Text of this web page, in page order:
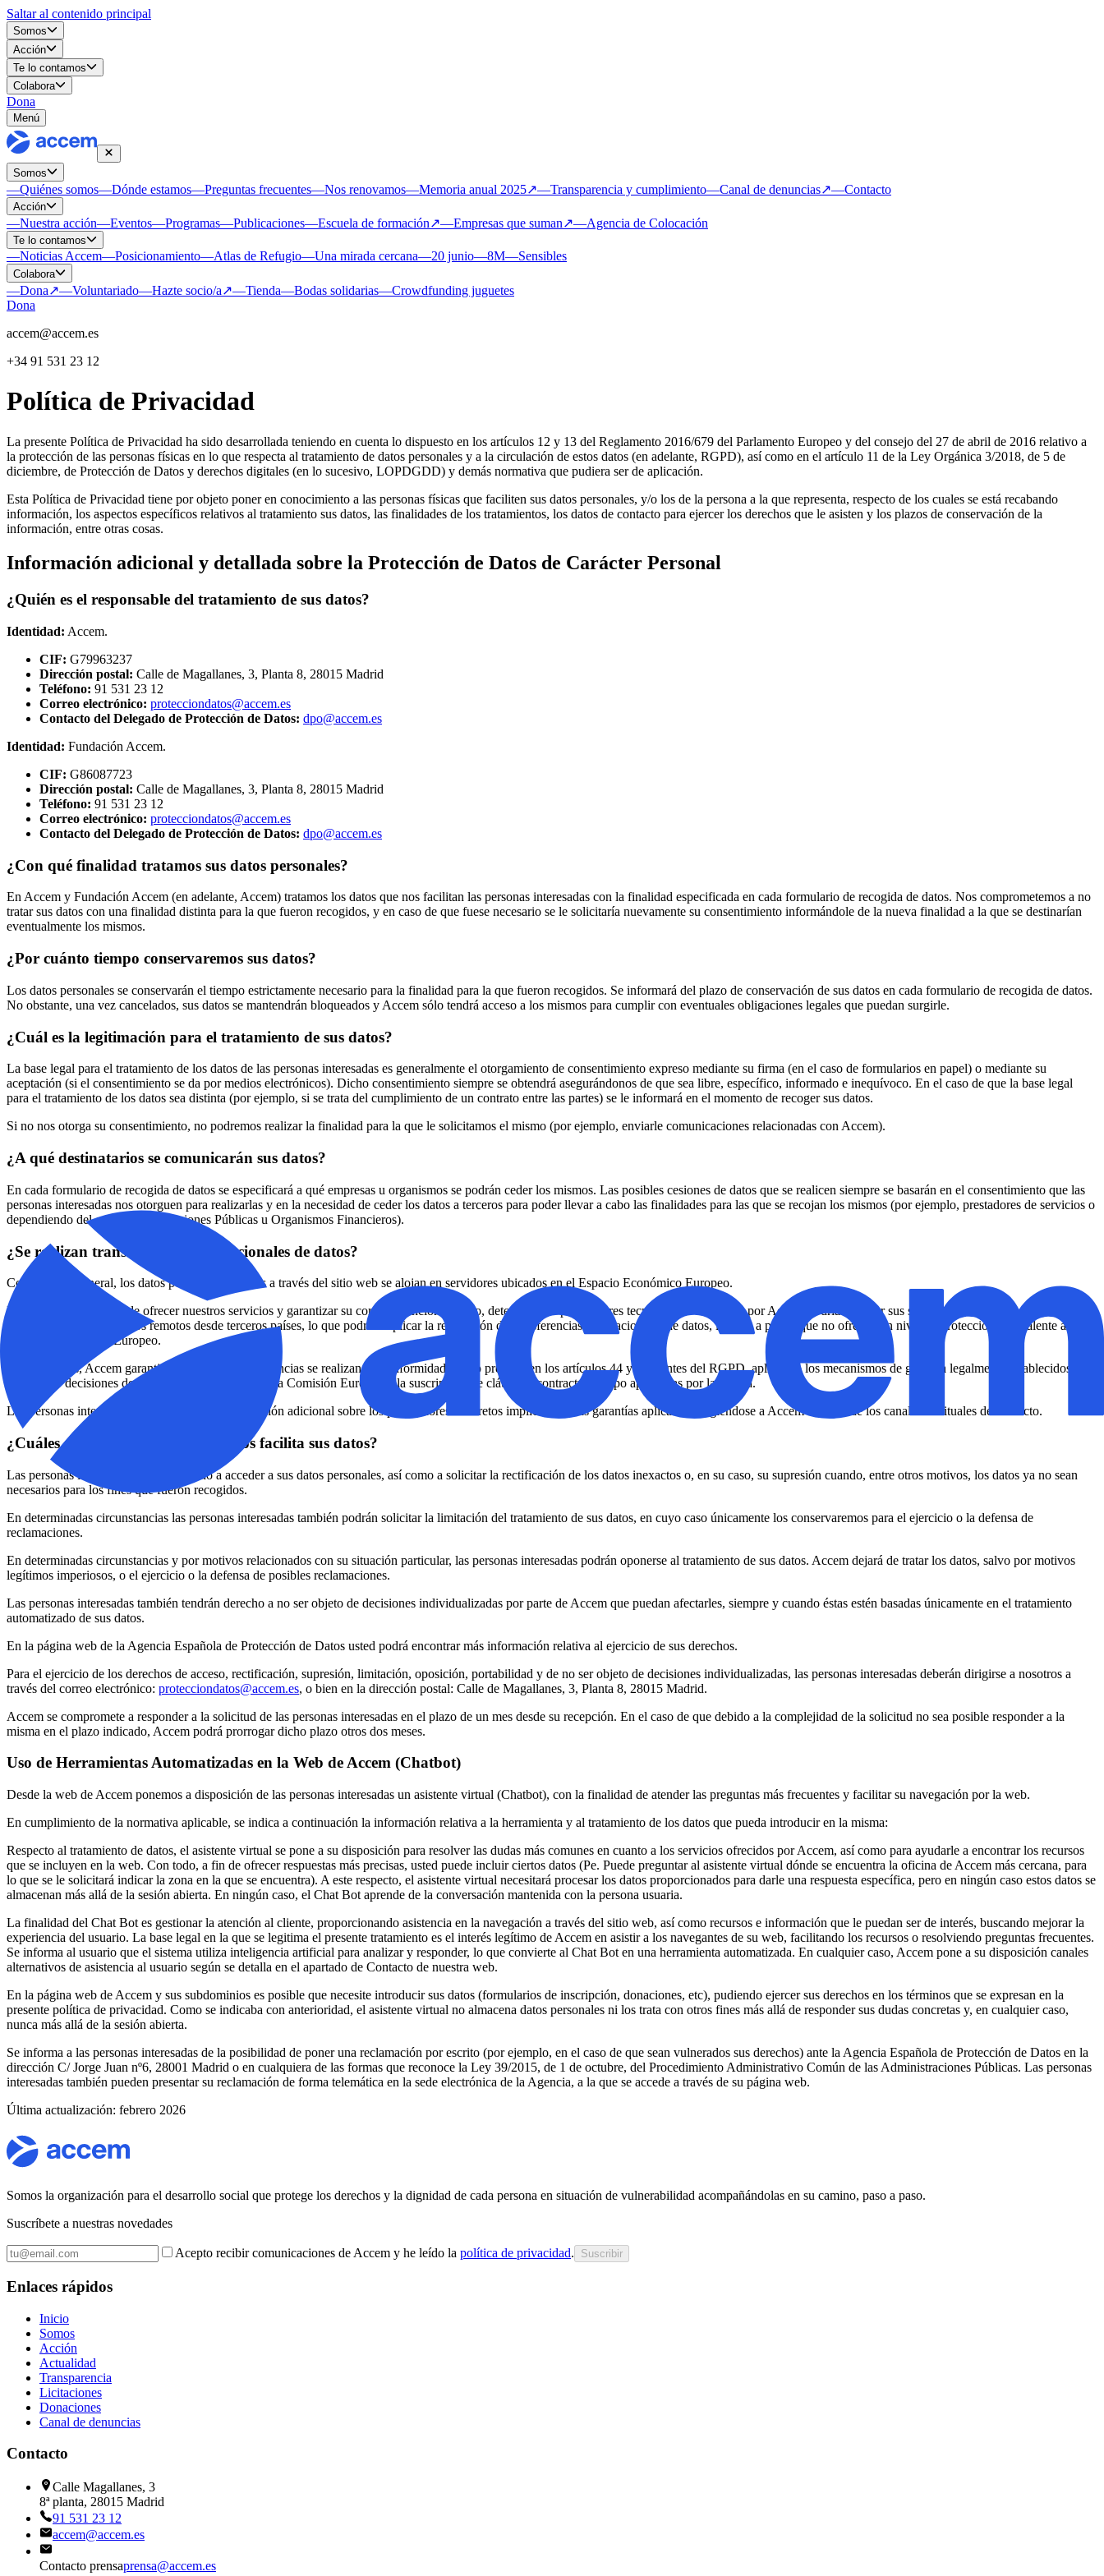
Saltar al contenido principal
Somos
Acción
Te lo contamos
Colabora
Dona
Menú
Somos
—Quiénes somos—Dónde estamos—Preguntas frecuentes—Nos renovamos—Memoria anual 2025↗—Transparencia y cumplimiento—Canal de denuncias↗—Contacto
Acción
—Nuestra acción—Eventos—Programas—Publicaciones—Escuela de formación↗—Empresas que suman↗—Agencia de Colocación
Te lo contamos
—Noticias Accem—Posicionamiento—Atlas de Refugio—Una mirada cercana—20 junio—8M—Sensibles
Colabora
—Dona↗—Voluntariado—Hazte socio/a↗—Tienda—Bodas solidarias—Crowdfunding juguetes
Dona
accem@accem.es
+34 91 531 23 12
Política de Privacidad
La presente Política de Privacidad ha sido desarrollada teniendo en cuenta lo dispuesto en los artículos 12 y 13 del Reglamento 2016/679 del Parlamento Europeo y del consejo del 27 de abril de 2016 relativo a
la protección de las personas físicas en lo que respecta al tratamiento de datos personales y a la circulación de estos datos (en adelante, RGPD), así como en el artículo 11 de la Ley Orgánica 3/2018, de 5 de
diciembre, de Protección de Datos y derechos digitales (en lo sucesivo, LOPDGDD) y demás normativa que pudiera ser de aplicación.
Esta Política de Privacidad tiene por objeto poner en conocimiento a las personas físicas que faciliten sus datos personales, y/o los de la persona a la que representa, respecto de los cuales se está recabando
información, los aspectos específicos relativos al tratamiento sus datos, las finalidades de los tratamientos, los datos de contacto para ejercer los derechos que le asisten y los plazos de conservación de la
información, entre otras cosas.
Información adicional y detallada sobre la Protección de Datos de Carácter Personal
¿Quién es el responsable del tratamiento de sus datos?
Identidad: Accem.
CIF: G79963237
Dirección postal: Calle de Magallanes, 3, Planta 8, 28015 Madrid
Teléfono: 91 531 23 12
Correo electrónico: protecciondatos@accem.es
Contacto del Delegado de Protección de Datos: dpo@accem.es
Identidad: Fundación Accem.
CIF: G86087723
Dirección postal: Calle de Magallanes, 3, Planta 8, 28015 Madrid
Teléfono: 91 531 23 12
Correo electrónico: protecciondatos@accem.es
Contacto del Delegado de Protección de Datos: dpo@accem.es
¿Con qué finalidad tratamos sus datos personales?
En Accem y Fundación Accem (en adelante, Accem) tratamos los datos que nos facilitan las personas interesadas con la finalidad especificada en cada formulario de recogida de datos. Nos comprometemos a no
tratar sus datos con una finalidad distinta para la que fueron recogidos, y en caso de que fuese necesario se le solicitaría nuevamente su consentimiento informándole de la nueva finalidad a la que se destinarían
eventualmente los mismos.
¿Por cuánto tiempo conservaremos sus datos?
Los datos personales se conservarán el tiempo estrictamente necesario para la finalidad para la que fueron recogidos. Se informará del plazo de conservación de sus datos en cada formulario de recogida de datos.
No obstante, una vez cancelados, sus datos se mantendrán bloqueados y Accem sólo tendrá acceso a los mismos para cumplir con eventuales obligaciones legales que puedan surgirle.
¿Cuál es la legitimación para el tratamiento de sus datos?
La base legal para el tratamiento de los datos de las personas interesadas es generalmente el otorgamiento de consentimiento expreso mediante su firma (en el caso de formularios en papel) o mediante su
aceptación (si el consentimiento se da por medios electrónicos). Dicho consentimiento siempre se obtendrá asegurándonos de que sea libre, específico, informado e inequívoco. En el caso de que la base legal
para el tratamiento de los datos sea distinta (por ejemplo, si se trata del cumplimiento de un contrato entre las partes) se le informará en el momento de recoger sus datos.
Si no nos otorga su consentimiento, no podremos realizar la finalidad para la que le solicitamos el mismo (por ejemplo, enviarle comunicaciones relacionadas con Accem).
¿A qué destinatarios se comunicarán sus datos?
En cada formulario de recogida de datos se especificará a qué empresas u organismos se podrán ceder los mismos. Las posibles cesiones de datos que se realicen siempre se basarán en el consentimiento que las
personas interesadas nos otorguen para realizarlas y en la necesidad de ceder los datos a terceros para poder llevar a cabo las finalidades para las que se recojan los mismos (por ejemplo, prestadores de servicios o
dependiendo del caso Administraciones Públicas u Organismos Financieros).
¿Se realizan transferencias internacionales de datos?
Con carácter general, los datos personales tratados a través del sitio web se alojan en servidores ubicados en el Espacio Económico Europeo.
No obstante, con el fin de ofrecer nuestros servicios y garantizar su correcto funcionamiento, determinados proveedores tecnológicos utilizados por Accem podrían prestar sus servicios desde fuera de la Unión
Europea o permitir accesos remotos desde terceros países, lo que podría implicar la realización de transferencias internacionales de datos, incluso a países que no ofrecen un nivel de protección equivalente al del
Espacio Económico Europeo.
En tales casos, Accem garantiza que dichas transferencias se realizan de conformidad con lo previsto en los artículos 44 y siguientes del RGPD, aplicando los mecanismos de garantía legalmente establecidos,
tales como decisiones de adecuación adoptadas por la Comisión Europea o la suscripción de cláusulas contractuales tipo aprobadas por la misma.
Las personas interesadas pueden solicitar información adicional sobre los proveedores concretos implicados y las garantías aplicadas dirigiéndose a Accem a través de los canales habituales de contacto.
¿Cuáles son sus derechos cuando nos facilita sus datos?
Las personas interesadas tienen derecho a acceder a sus datos personales, así como a solicitar la rectificación de los datos inexactos o, en su caso, su supresión cuando, entre otros motivos, los datos ya no sean
necesarios para los fines que fueron recogidos.
En determinadas circunstancias las personas interesadas también podrán solicitar la limitación del tratamiento de sus datos, en cuyo caso únicamente los conservaremos para el ejercicio o la defensa de
reclamaciones.
En determinadas circunstancias y por motivos relacionados con su situación particular, las personas interesadas podrán oponerse al tratamiento de sus datos. Accem dejará de tratar los datos, salvo por motivos
legítimos imperiosos, o el ejercicio o la defensa de posibles reclamaciones.
Las personas interesadas también tendrán derecho a no ser objeto de decisiones individualizadas por parte de Accem que puedan afectarles, siempre y cuando éstas estén basadas únicamente en el tratamiento
automatizado de sus datos.
En la página web de la Agencia Española de Protección de Datos usted podrá encontrar más información relativa al ejercicio de sus derechos.
Para el ejercicio de los derechos de acceso, rectificación, supresión, limitación, oposición, portabilidad y de no ser objeto de decisiones individualizadas, las personas interesadas deberán dirigirse a nosotros a
través del correo electrónico: protecciondatos@accem.es, o bien en la dirección postal: Calle de Magallanes, 3, Planta 8, 28015 Madrid.
Accem se compromete a responder a la solicitud de las personas interesadas en el plazo de un mes desde su recepción. En el caso de que debido a la complejidad de la solicitud no sea posible responder a la
misma en el plazo indicado, Accem podrá prorrogar dicho plazo otros dos meses.
Uso de Herramientas Automatizadas en la Web de Accem (Chatbot)
Desde la web de Accem ponemos a disposición de las personas interesadas un asistente virtual (Chatbot), con la finalidad de atender las preguntas más frecuentes y facilitar su navegación por la web.
En cumplimiento de la normativa aplicable, se indica a continuación la información relativa a la herramienta y al tratamiento de los datos que pueda introducir en la misma:
Respecto al tratamiento de datos, el asistente virtual se pone a su disposición para resolver las dudas más comunes en cuanto a los servicios ofrecidos por Accem, así como para ayudarle a encontrar los recursos
que se incluyen en la web. Con todo, a fin de ofrecer respuestas más precisas, usted puede incluir ciertos datos (Pe. Puede preguntar al asistente virtual dónde se encuentra la oficina de Accem más cercana, para
lo que se le solicitará indicar la zona en la que se encuentra). A este respecto, el asistente virtual necesitará procesar los datos proporcionados para darle una respuesta específica, pero en ningún caso estos datos se
almacenan más allá de la sesión abierta. En ningún caso, el Chat Bot aprende de la conversación mantenida con la persona usuaria.
La finalidad del Chat Bot es gestionar la atención al cliente, proporcionando asistencia en la navegación a través del sitio web, así como recursos e información que le puedan ser de interés, buscando mejorar la
experiencia del usuario. La base legal en la que se legitima el presente tratamiento es el interés legítimo de Accem en asistir a los navegantes de su web, facilitando los recursos o resolviendo preguntas frecuentes.
Se informa al usuario que el sistema utiliza inteligencia artificial para analizar y responder, lo que convierte al Chat Bot en una herramienta automatizada. En cualquier caso, Accem pone a su disposición canales
alternativos de asistencia al usuario según se detalla en el apartado de Contacto de nuestra web.
En la página web de Accem y sus subdominios es posible que necesite introducir sus datos (formularios de inscripción, donaciones, etc), pudiendo ejercer sus derechos en los términos que se expresan en la
presente política de privacidad. Como se indicaba con anterioridad, el asistente virtual no almacena datos personales ni los trata con otros fines más allá de responder sus dudas concretas y, en cualquier caso,
nunca más allá de la sesión abierta.
Se informa a las personas interesadas de la posibilidad de poner una reclamación por escrito (por ejemplo, en el caso de que sean vulnerados sus derechos) ante la Agencia Española de Protección de Datos en la
dirección C/ Jorge Juan nº6, 28001 Madrid o en cualquiera de las formas que reconoce la Ley 39/2015, de 1 de octubre, del Procedimiento Administrativo Común de las Administraciones Públicas. Las personas
interesadas también pueden presentar su reclamación de forma telemática en la sede electrónica de la Agencia, a la que se accede a través de su página web.
Última actualización: febrero 2026
Somos la organización para el desarrollo social que protege los derechos y la dignidad de cada persona en situación de vulnerabilidad acompañándolas en su camino, paso a paso.
Suscríbete a nuestras novedades
Acepto recibir comunicaciones de Accem y he leído la política de privacidad. Suscribir
Enlaces rápidos
Inicio
Somos
Acción
Actualidad
Transparencia
Licitaciones
Donaciones
Canal de denuncias
Contacto
Calle Magallanes, 3
8ª planta, 28015 Madrid
91 531 23 12
accem@accem.es
Contacto prensaprensa@accem.es